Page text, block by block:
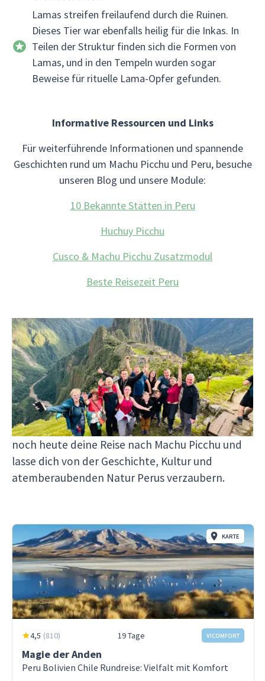
Lamas streifen freilaufend durch die Ruinen.
Dieses Tier war ebenfalls heilig für die Inkas. In
Teilen der Struktur finden sich die Formen von
Lamas, und in den Tempeln wurden sogar
Beweise für rituelle Lama-Opfer gefunden.
Informative Ressourcen und Links
Für weiterführende Informationen und spannende
Geschichten rund um Machu Picchu und Peru, besuche
unseren Blog und unsere Module:
10 Bekannte Stätten in Peru
Huchuy Picchu
Cusco & Machu Picchu Zusatzmodul
Beste Reisezeit Peru
Buche jetzt deine Reise
Machu Picchu Reisen mit Viventura bieten dir eine
einmalige Gelegenheit, dieses Weltwunder in
seiner ganzen Pracht zu erleben. Entdecke die
Magie der Inkas und die Schönheit der Anden auf
einer Reise, die du nie vergessen wirst. Buche
noch heute deine Reise nach Machu Picchu und
lasse dich von der Geschichte, Kultur und
atemberaubenden Natur Perus verzaubern.
KARTE
4,5 (810) 19 Tage VICOMFORT
Magie der Anden
Peru Bolivien Chile Rundreise: Vielfalt mit Komfort